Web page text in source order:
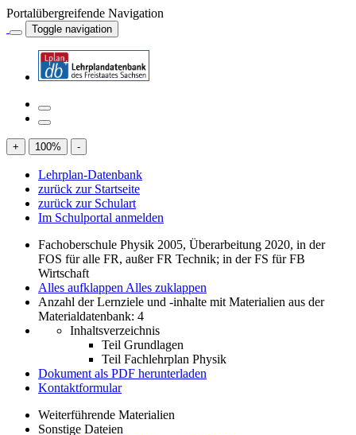
Portalübergreifende Navigation
Toggle navigation
+ 100% -
Lehrplan-Datenbank
zurück zur Startseite
zurück zur Schulart
Im Schulportal anmelden
Fachoberschule Physik 2005, Überarbeitung 2020, in der
FOS für alle FR, außer FR Technik; in der FS für FB
Wirtschaft
Alles aufklappen Alles zuklappen
Anzahl der Lernziele und -inhalte mit Materialien aus der
Materialdatenbank: 4
Inhaltsverzeichnis
Teil Grundlagen
Teil Fachlehrplan Physik
Dokument als PDF herunterladen
Kontaktformular
Weiterführende Materialien
Sonstige Dateien